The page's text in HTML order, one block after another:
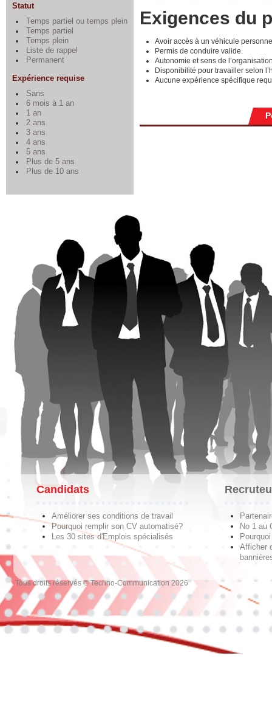
Statut
Temps partiel ou temps plein
Temps partiel
Temps plein
Liste de rappel
Permanent
Expérience requise
Sans
6 mois à 1 an
1 an
2 ans
3 ans
4 ans
5 ans
Plus de 5 ans
Plus de 10 ans
Exigences du
Avoir accès à un véhicule
Permis de conduire valide.
Autonomie et sens de
Disponibilité pour travailler selon
Aucune expérience spécifique
Candidats
Améliorer ses conditions de travail
Pourquoi remplir son CV automatisé?
Les 30 sites d'Emplois spécialisés
No 1 au
Afficher
Tous droits réservés © Techno-Communication 2026